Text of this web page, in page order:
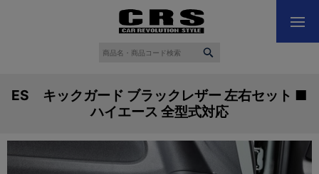
ES キックガード ブラックレザー 左右セット ■
ハイエース 全型式対応